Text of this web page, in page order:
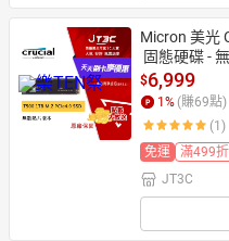
Micron 美光
固態硬碟 -
$6,999
1 % (賺69點)
(1)
免運
滿499
JT3C